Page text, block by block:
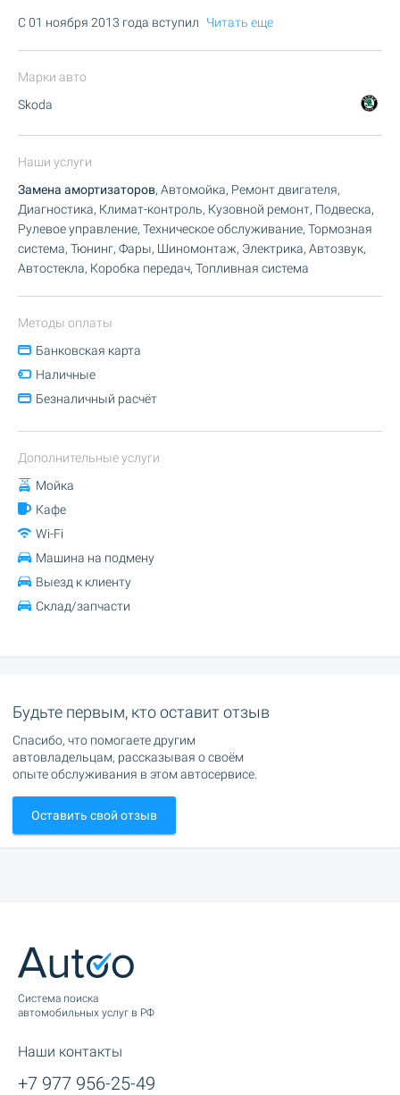
C 01 ноября 2013 года вступил Читать еще
Марки авто
Skoda
Наши услуги
Замена амортизаторов, Автомойка, Ремонт двигателя,
Диагностика, Климат-контроль, Кузовной ремонт, Подвеска,
Рулевое управление, Техническое обслуживание, Тормозная
система, Тюнинг, Фары, Шиномонтаж, Электрика, Автозвук,
Автостекла, Коробка передач, Топливная система
Методы оплаты
Банковская карта
Наличные
Безналичный расчёт
Дополнительные услуги
Мойка
Кафе
Wi-Fi
Машина на подмену
Выезд к клиенту
Склад/запчасти
Будьте первым, кто оставит отзыв
Спасибо, что помогаете другим
автовладельцам, рассказывая о своём
опыте обслуживания в этом автосервисе.
Оставить свой отзыв
Cистема поиска
автомобильных услуг в РФ
Наши контакты
+7 977 956-25-49